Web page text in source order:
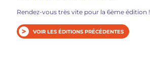
Rendez-vous très vite pour la 6ème édition !
VOIR LES ÉDITIONS PRÉCÉDENTES